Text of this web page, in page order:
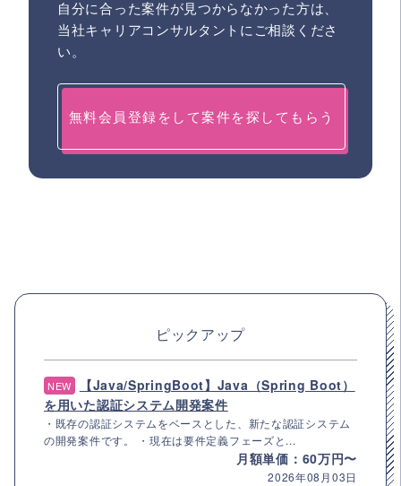
自分に合った案件が見つからなかった方は、
当社キャリアコンサルタントにご相談くださ
い。
無料会員登録をして案件を探してもらう
ピックアップ
NEW
【Java/SpringBoot】Java（Spring Boot）
を用いた認証システム開発案件
・既存の認証システムをベースとした、新たな認証システム
の開発案件です。 ・現在は要件定義フェーズと...
月額単価：60万円〜
2026年08月03日